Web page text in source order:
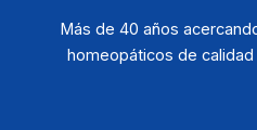
Más de 40 años
homeopáticos de calidad